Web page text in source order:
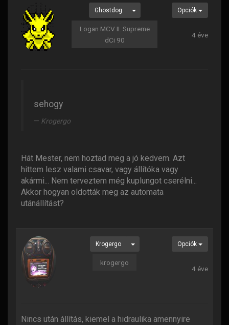
Ghostdog
Logan MCV II. Supreme
dCi 90
Opciók
4 éve
sehogy
Krogergo
Hát Mester, nem hoztad meg a jó kedvem. Azt
hittem lesz valami csavar, vagy állítóka vagy
akármi... Nem terveztem még kuplungot cserélni...
Akkor hogyan oldották meg az automata
utánállítást?
Krogergo
krogergo
Opciók
4 éve
Nincs után állítás, kiemel a hidraulika amennyire